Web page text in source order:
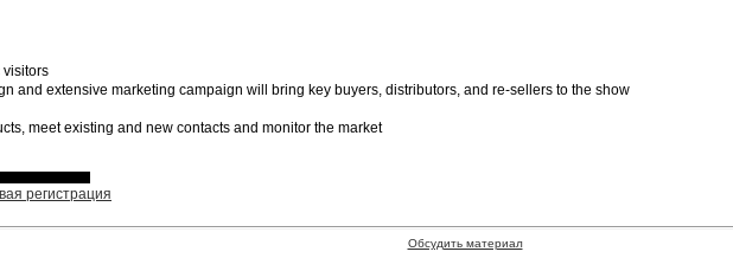
visitors
and extensive marketing campaign will bring key buyers, distributors, and re-sellers to the show
meet existing and new contacts and monitor the market
регистрация
Обсудить материал